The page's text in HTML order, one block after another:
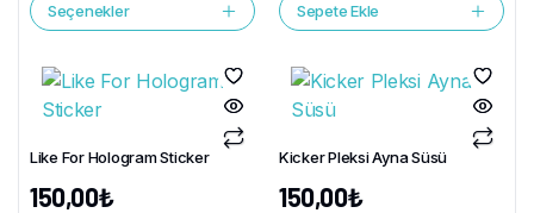
Seçenekler Sepete Ekle
Like For Hologram Sticker
150,00₺
Kicker Pleksi Ayna Süsü
150,00₺